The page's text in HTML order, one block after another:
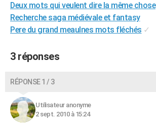
Deux mots qui veulent dire la même chose
Recherche saga médiévale et fantasy
Pere du grand meaulnes mots fléchés ✓
3 réponses
RÉPONSE 1 / 3
Utilisateur anonyme
2 sept. 2010 à 15:24